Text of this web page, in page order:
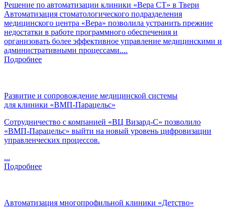
Решение по автоматизации клиники «Вера СТ» в Твери
Автоматизация стоматологического подразделения
медицинского центра «Вера» позволила устранить прежние
недостатки в работе программного обеспечения и
организовать более эффективное управление медицинскими и
административными процессами....
Подробнее
Развитие и сопровождение медицинской системы
для клиники «ВМП-Парацельс»
Сотрудничество с компанией «ВЦ Визард-С» позволило
«ВМП-Парацельс» выйти на новый уровень цифровизации
управленческих процессов.
...
Подробнее
Автоматизация многопрофильной клиники «Детство»